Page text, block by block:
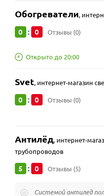
Обогреватели,
0 : 0 Отзывы (0)
Открыто до 20:00
Svet, интернет-магазин
0 : 0 Отзывы (0)
Антилёд, интернет-
трубопроводов
5 : 0 Отзывы (5)
Системой антилед